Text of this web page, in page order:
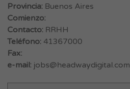
Provincia: Buenos Aires
Comienzo:
Contacto: RRHH
Teléfono: 41367000
Fax:
e-mail: jobs@headwaydigital.com